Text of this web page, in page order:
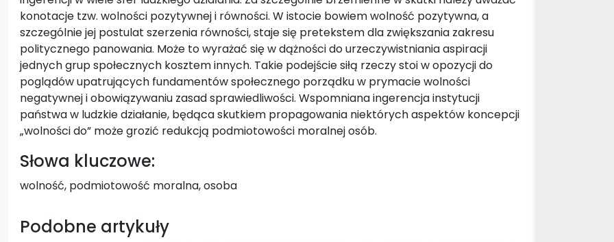
konotacje tzw. wolności pozytywnej i równości. W istocie bowiem wolność pozytywna, a
szczególnie jej postulat szerzenia równości, staje się pretekstem dla zwiększania zakresu
politycznego panowania. Może to wyrażać się w dążności do urzeczywistniania aspiracji
jednych grup społecznych kosztem innych. Takie podejście siłą rzeczy stoi w opozycji do
poglądów upatrujących fundamentów społecznego porządku w prymacie wolności
negatywnej i obowiązywaniu zasad sprawiedliwości. Wspomniana ingerencja instytucji
państwa w ludzkie działanie, będąca skutkiem propagowania niektórych aspektów koncepcji
„wolności do” może grozić redukcją podmiotowości moralnej osób.
Słowa kluczowe:
wolność, podmiotowość moralna, osoba
Podobne artykuły